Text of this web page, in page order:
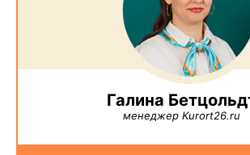
Галина
менеджер Kurort26.ru